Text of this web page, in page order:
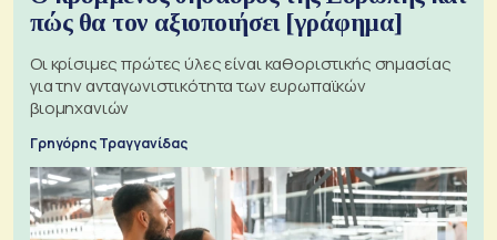
πώς θα τον αξιοποιήσει [γράφημα]
Οι κρίσιμες πρώτες ύλες είναι καθοριστικής σημασίας
για την ανταγωνιστικότητα των ευρωπαϊκών
βιομηχανιών
Γρηγόρης Τραγγανίδας